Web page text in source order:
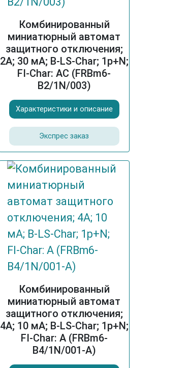
Комбинированный
миниатюрный автомат
защитного отключения;
2A; 30 мА; B-LS-Char; 1p+N;
FI-Char: AC (FRBm6-
B2/1N/003)
Характеристики и описание
Экспрес заказ
Комбинированный
миниатюрный автомат
защитного отключения;
4A; 10 мА; B-LS-Char; 1p+N;
FI-Char: A (FRBm6-
B4/1N/001-A)